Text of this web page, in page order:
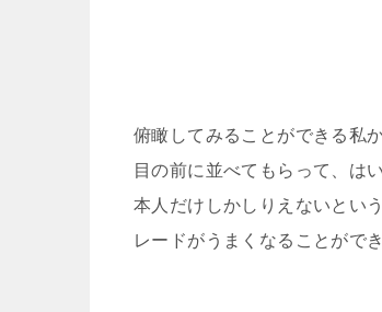
俯瞰してみることができる私
目の前に並べてもらって、は
本人だけしかしりえないとい
レードがうまくなることがで